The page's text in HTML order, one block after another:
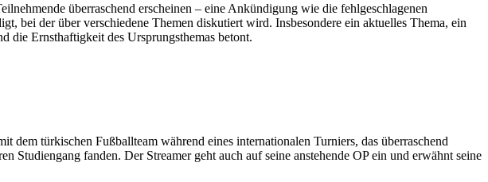
überraschend erscheinen – eine Ankündigung wie die fehlgeschlagenen
bei der über verschiedene Themen diskutiert wird. Insbesondere ein aktuelles Thema, ein
die Ernsthaftigkeit des Ursprungsthemas betont.
dem türkischen Fußballteam während eines internationalen Turniers, das überraschend
fanden. Der Streamer geht auch auf seine anstehende OP ein und erwähnt seine